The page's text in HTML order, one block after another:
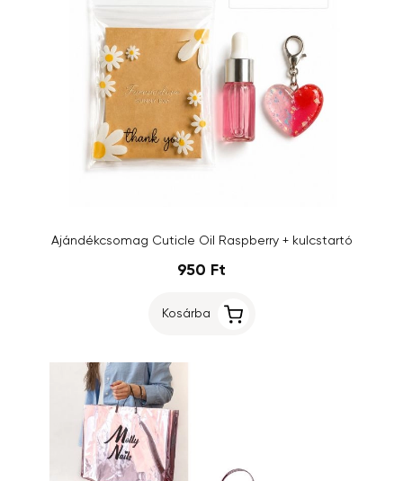
Ajándékcsomag Cuticle Oil Raspberry + kulcstartó
950 Ft
Kosárba